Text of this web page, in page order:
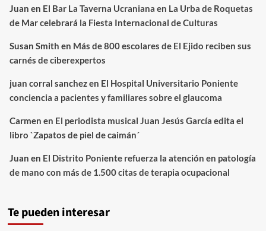
Juan en El Bar La Taverna Ucraniana en La Urba de Roquetas
de Mar celebrará la Fiesta Internacional de Culturas
Susan Smith en Más de 800 escolares de El Ejido reciben sus
carnés de ciberexpertos
juan corral sanchezen El Hospital Universitario Poniente
conciencia a pacientes y familiares sobre el glaucoma
Carmen en El periodista musical Juan Jesús García edita el
libro `Zapatos de piel de caimán´
Juan en El Distrito Poniente refuerza la atención en patología
de mano con más de 1.500 citas de terapia ocupacional
Te pueden interesar